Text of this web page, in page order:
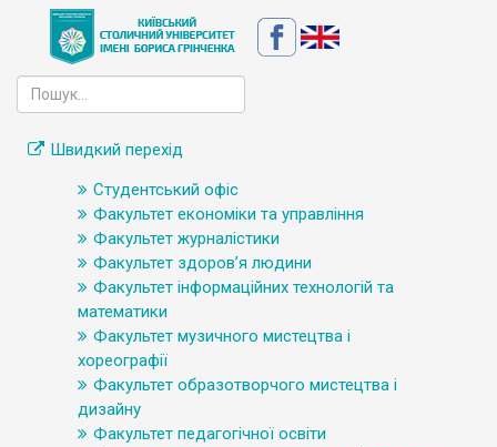
Швидкий перехід
Студентський офіс
Факультет економіки та управління
Факультет журналістики
Факультет здоров’я людини
Факультет інформаційних технологій та
математики
Факультет музичного мистецтва і
хореографії
Факультет образотворчого мистецтва і
дизайну
Факультет педагогічної освіти